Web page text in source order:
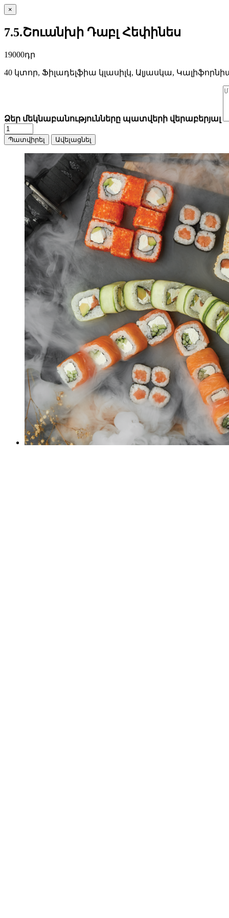
×
7.5.Շուանխի Դաբլ Հեփինես
19000դր
40 կտոր, Ֆիլադելֆիա կլասիլկ, Ալյասկա,
Ձեր մեկնաբանությունները պատվերի վերաբերյալ
Պատվիրել Ավելացնել